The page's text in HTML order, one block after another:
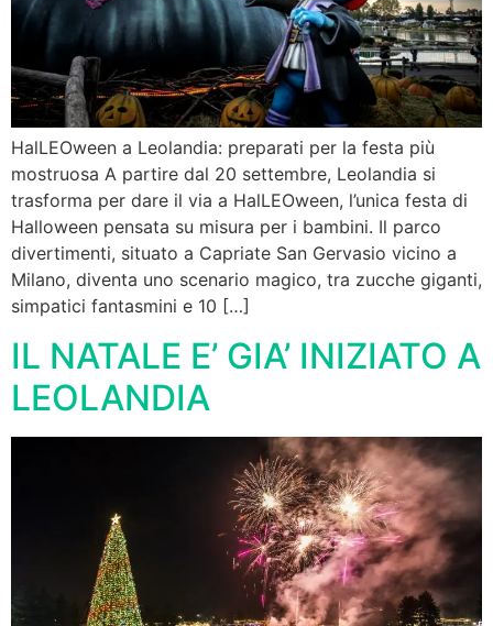
HalLEOween a Leolandia: preparati per la festa più
mostruosa A partire dal 20 settembre, Leolandia si
trasforma per dare il via a HalLEOween, l’unica festa di
Halloween pensata su misura per i bambini. Il parco
divertimenti, situato a Capriate San Gervasio vicino a
Milano, diventa uno scenario magico, tra zucche giganti,
simpatici fantasmini e 10 […]
IL NATALE E’ GIA’ INIZIATO A
LEOLANDIA